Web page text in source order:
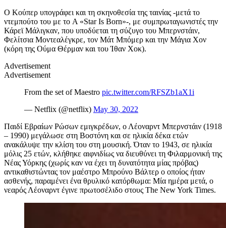
Ο Κούπερ υπογράφει και τη σκηνοθεσία της ταινίας -μετά το
ντεμπούτο του με το A «Star Is Born»-, με συμπρωταγωνιστές την
Κάρεϊ Μάλιγκαν, που υποδύεται τη σύζυγο του Μπερνστάιν,
Φελίτσια Μοντεαλέγκρε, τον Μάτ Μπόμερ και την Μάγια Χον
(κόρη της Ούμα Θέρμαν και του Ίθαν Χοκ).
Advertisement
Advertisement
From the set of Maestro pic.twitter.com/RFSZb1aX1i
— Netflix (@netflix) May 30, 2022
Παιδί Εβραίων Ρώσων εμιγκρέδων, ο Λέοναρντ Μπερνστάιν (1918
– 1990) μεγάλωσε στη Βοστόνη και σε ηλικία δέκα ετών
ανακάλυψε την κλίση του στη μουσική.Όταν το 1943, σε ηλικία
μόλις 25 ετών, κλήθηκε αιφνιδίως να διευθύνει τη Φιλαρμονική της
Νέας Υόρκης (χωρίς καν να έχει τη δυνατότητα μίας πρόβας)
αντικαθιστώντας τον μαέστρο Μπρούνο Βάλτερ ο οποίος ήταν
ασθενής, παραμένει ένα θρυλικό κατόρθωμα: Μία ημέρα μετά, ο
νεαρός Λέοναρντ έγινε πρωτοσέλιδο στους The New York Times.